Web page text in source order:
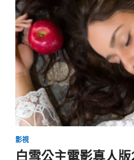
影視
白雪公主電影真人